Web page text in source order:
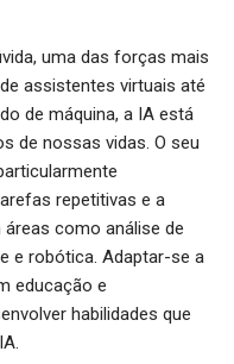
uma das forças mais
assistentes virtuais até
de máquina, a IA está
de nossas vidas. O seu
repetitivas e a
como análise de
e robótica. Adaptar-se a
educação e
habilidades que